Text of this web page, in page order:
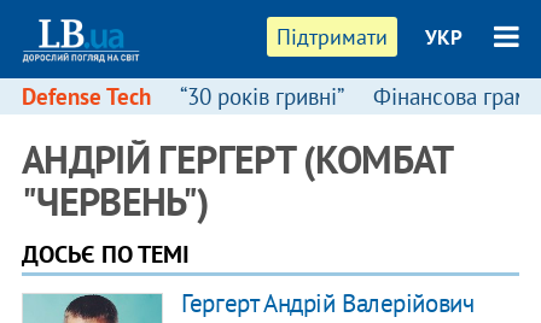
Підтримати УКР
Defense Tech “30 років гривні” Фінансова
АНДРІЙ ГЕРГЕРТ (КОМБАТ
"ЧЕРВЕНЬ")
ДОСЬЄ ПО ТЕМІ
Гергерт Андрій Валерійович